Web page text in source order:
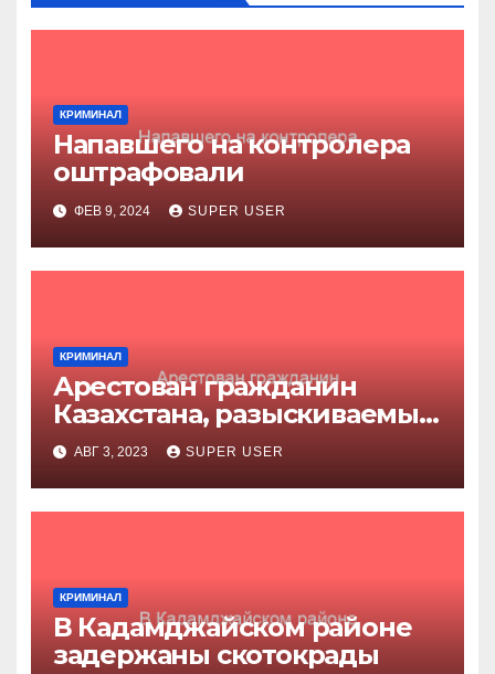
КРИМИНАЛ
Напавшего на контролера
оштрафовали
ФЕВ 9, 2024 SUPER USER
КРИМИНАЛ
Арестован гражданин
Казахстана, разыскиваемый
за убийство
АВГ 3, 2023 SUPER USER
КРИМИНАЛ
В Кадамджайском районе
задержаны скотокрады